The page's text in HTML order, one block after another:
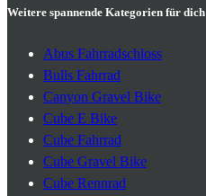
Weitere spannende Kategorien für dich
Abus Fahrradschloss
Bulls Fahrrad
Canyon Gravel Bike
Cube E Bike
Cube Fahrrad
Cube Gravel Bike
Cube Rennrad